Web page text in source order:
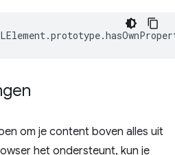
.prototype.
om je content boven alles uit
het ondersteunt, kun je